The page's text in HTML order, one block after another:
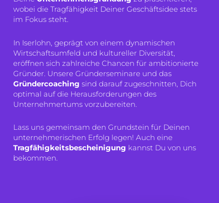
wobei die Tragfähigkeit Deiner Geschäftsidee stets
im Fokus steht.
In Iserlohn, geprägt von einem dynamischen
Wirtschaftsumfeld und kultureller Diversität,
eröffnen sich zahlreiche Chancen für ambitionierte
Gründer. Unsere Gründerseminare und das
Gründercoaching sind darauf zugeschnitten, Dich
optimal auf die Herausforderungen des
Unternehmertums vorzubereiten.
Lass uns gemeinsam den Grundstein für Deinen
unternehmerischen Erfolg legen! Auch eine
Tragfähigkeitsbescheinigung kannst Du von uns
bekommen.